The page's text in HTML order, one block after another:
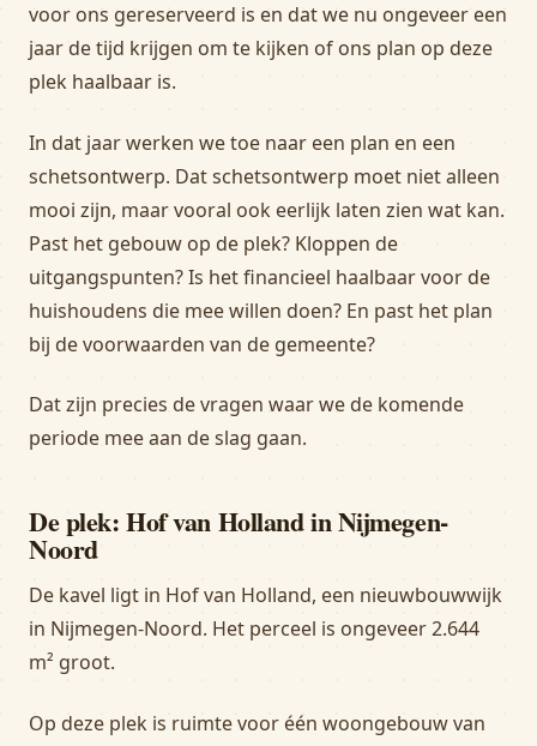
voor ons gereserveerd is en dat we nu ongeveer een
jaar de tijd krijgen om te kijken of ons plan op deze
plek haalbaar is.
In dat jaar werken we toe naar een plan en een
schetsontwerp. Dat schetsontwerp moet niet alleen
mooi zijn, maar vooral ook eerlijk laten zien wat kan.
Past het gebouw op de plek? Kloppen de
uitgangspunten? Is het financieel haalbaar voor de
huishoudens die mee willen doen? En past het plan
bij de voorwaarden van de gemeente?
Dat zijn precies de vragen waar we de komende
periode mee aan de slag gaan.
De plek: Hof van Holland in Nijmegen-
Noord
De kavel ligt in Hof van Holland, een nieuwbouwwijk
in Nijmegen-Noord. Het perceel is ongeveer 2.644
m² groot.
Op deze plek is ruimte voor één woongebouw van